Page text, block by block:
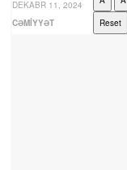
DEKABR 11, 2024
CƏMIYYƏT
Reset